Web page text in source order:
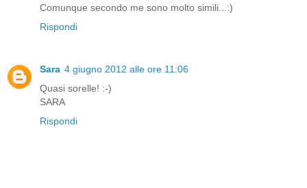
Comunque secondo me sono molto simili...:)
Rispondi
Sara 4 giugno 2012 alle ore 11:06
Quasi sorelle! :-)
SARA
Rispondi